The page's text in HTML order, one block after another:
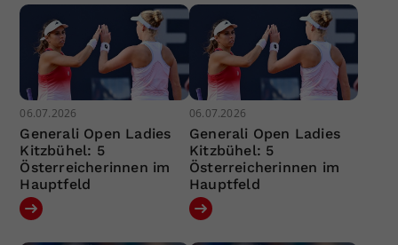
06.07.2026
Generali Open Ladies
Kitzbühel: 5
Österreicherinnen im
Hauptfeld
06.07.2026
Generali Open Ladies
Kitzbühel: 5
Österreicherinnen im
Hauptfeld